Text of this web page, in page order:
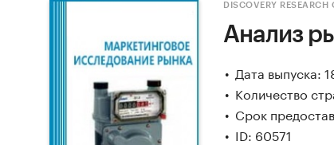
DISCOVERY RESEARCH
Анализ
Дата выпуска:
Количество
Срок
ID: 60571